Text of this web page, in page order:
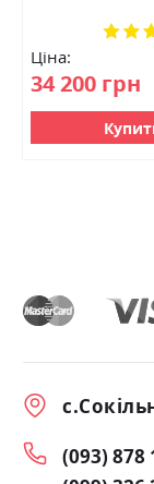
Ціна:
34 200 грн
Рейтинг:
(093) 878